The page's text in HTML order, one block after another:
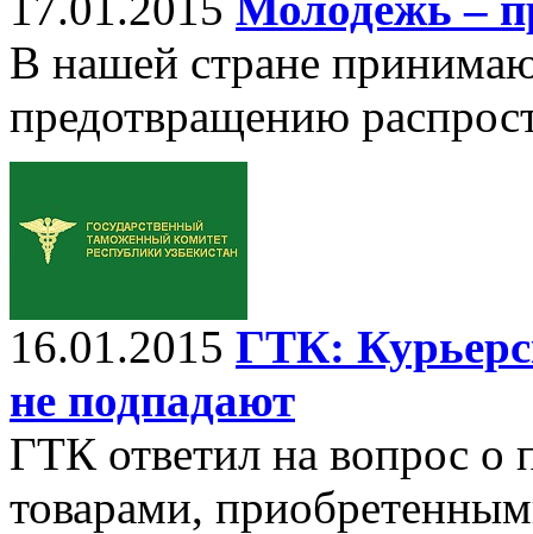
В нашей стране
предотвращению
16.01.2015 ГТК:
не подпадают
ГТК ответил на вопрос о
товарами,